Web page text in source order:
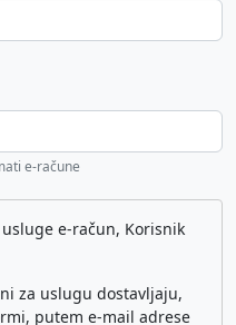
e-račune
e-račun, Korisnik
za uslugu dostavljaju,
putem e-mail adrese